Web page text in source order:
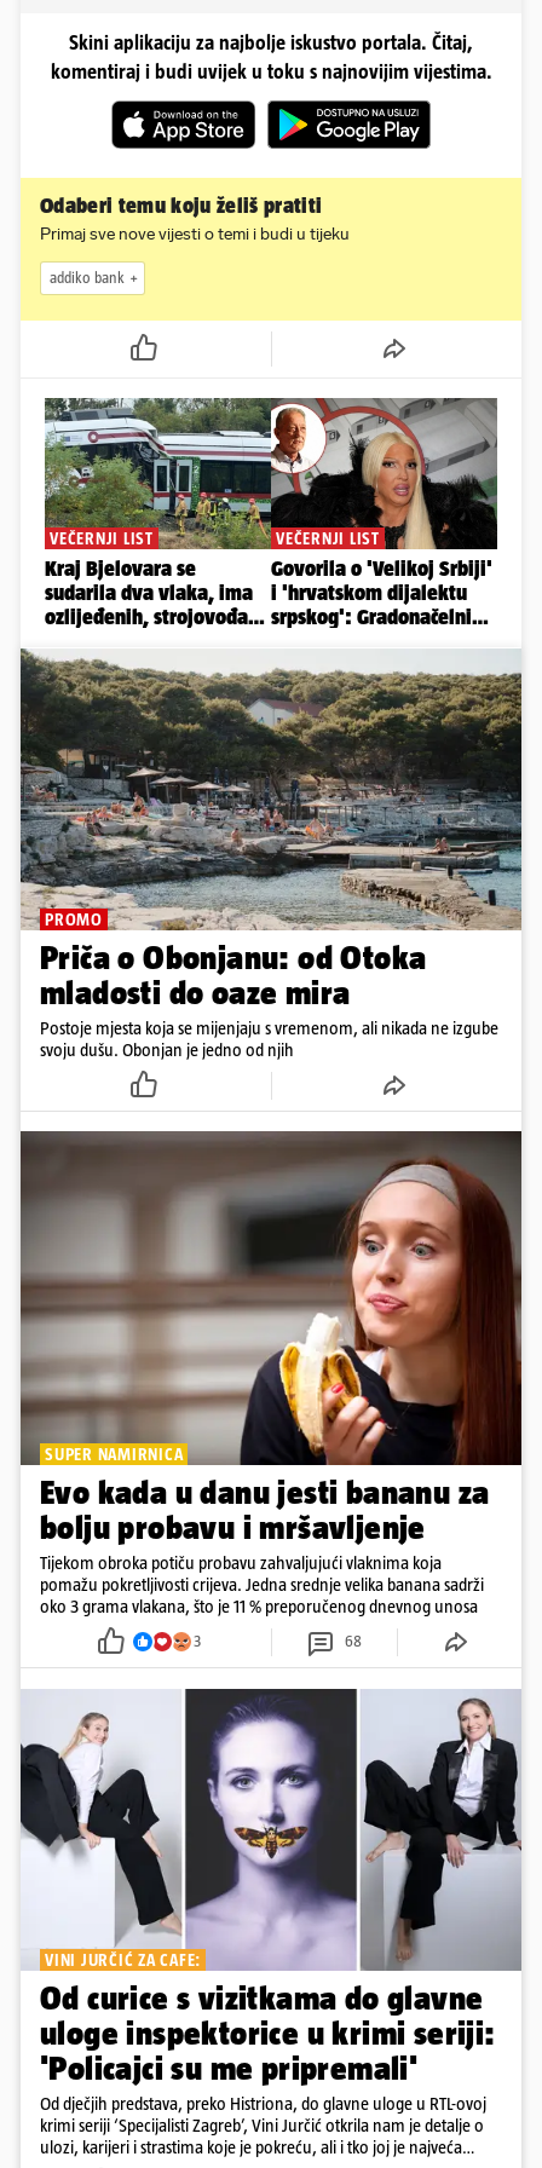
Skini aplikaciju za najbolje iskustvo portala. Čitaj,
komentiraj i budi uvijek u toku s najnovijim vijestima.
Odaberi temu koju želiš pratiti
Primaj sve nove vijesti o temi i budi u tijeku
addiko bank
PROMO
Priča o Obonjanu: od Otoka
mladosti do oaze mira
Postoje mjesta koja se mijenjaju s vremenom, ali nikada ne izgube
svoju dušu. Obonjan je jedno od njih
SUPER NAMIRNICA
Evo kada u danu jesti bananu za
bolju probavu i mršavljenje
Tijekom obroka potiču probavu zahvaljujući vlaknima koja
pomažu pokretljivosti crijeva. Jedna srednje velika banana sadrži
oko 3 grama vlakana, što je 11 % preporučenog dnevnog unosa
3 68
VINI JURČIĆ ZA CAFE:
Od curice s vizitkama do glavne
uloge inspektorice u krimi seriji:
'Policajci su me pripremali'
Od dječjih predstava, preko Histriona, do glavne uloge u RTL-ovoj
krimi seriji ‘Specijalisti Zagreb’, Vini Jurčić otkrila nam je detalje o
ulozi, karijeri i strastima koje je pokreću, ali i tko joj je najveća